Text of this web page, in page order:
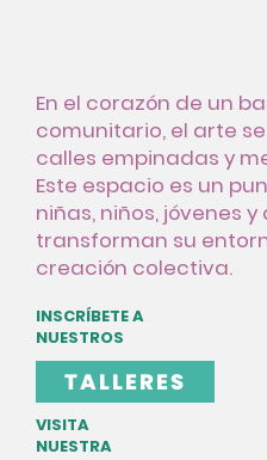
En el corazón de un
comunitario, el arte
calles empinadas y
Este espacio es un
niñas, niños, jóvenes
transforman su
creación colectiva.
INSCRÍBETE A
NUESTROS
TALLERES
VISITA
NUESTRA